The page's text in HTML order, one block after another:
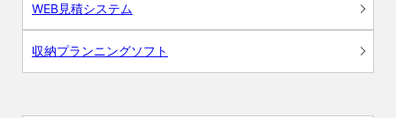
WEB見積システム
収納プランニングソフト